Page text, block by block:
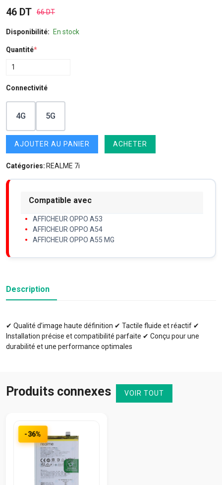
46 DT 66 DT
Disponibilité: En stock
Quantité*
Connectivité
4G 5G
AJOUTER AU PANIER ACHETER
Catégories: REALME 7i
Compatible avec
AFFICHEUR OPPO A53
AFFICHEUR OPPO A54
AFFICHEUR OPPO A55 MG
Description
✔ Qualité d’image haute définition ✔ Tactile fluide et réactif ✔
Installation précise et compatibilité parfaite ✔ Conçu pour une
durabilité et une performance optimales
Produits connexes VOIR TOUT
-36%